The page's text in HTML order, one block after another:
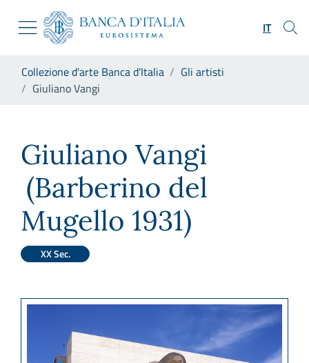
Skip to Main Content
Vai al sito istituzionale
Vai al menu di navigazione
Vai alla ricerca
Vai al footer
IT
Collezione d'arte Banca d'Italia
Gli artisti
Giuliano Vangi
Giuliano Vangi
(Barberino del
Mugello 1931)
XX Sec.